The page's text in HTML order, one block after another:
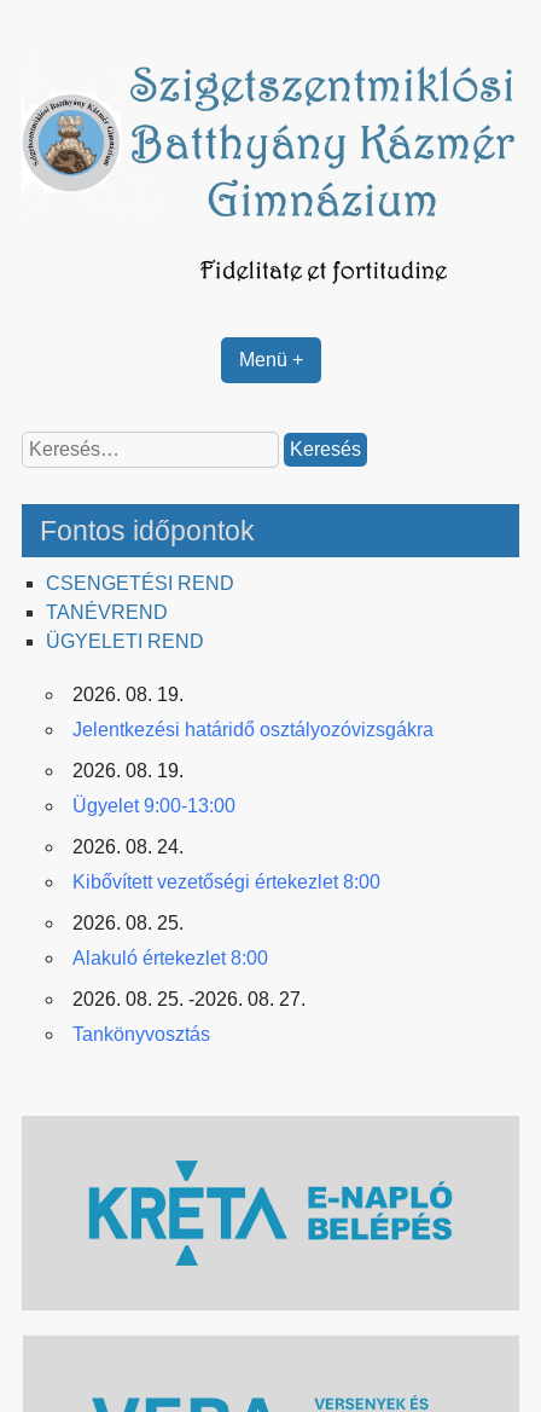
Menü +
Keresés:
Fontos időpontok
CSENGETÉSI REND
TANÉVREND
ÜGYELETI REND
2026. 08. 19.
Jelentkezési határidő osztályozóvizsgákra
2026. 08. 19.
Ügyelet 9:00-13:00
2026. 08. 24.
Kibővített vezetőségi értekezlet 8:00
2026. 08. 25.
Alakuló értekezlet 8:00
2026. 08. 25. -2026. 08. 27.
Tankönyvosztás